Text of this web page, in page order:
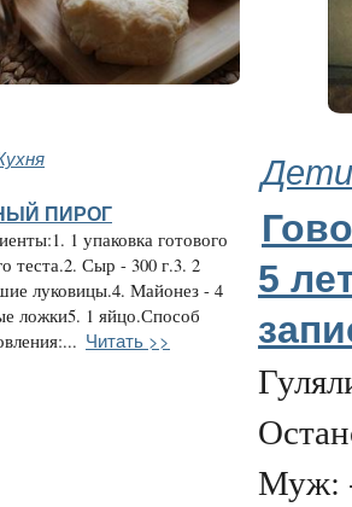
ПИРОГ
1 упаковка готового
теста.2. Сыр - 300 г.3. 2
луковицы.4. Майонез - 4
ложки5. 1 яйцо.Способ
Читать >>
5
Муж: